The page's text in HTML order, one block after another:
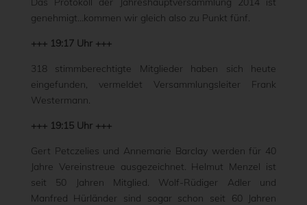
genehmigt…kommen wir gleich also zu Punkt fünf.
+++ 19:17 Uhr +++
318 stimmberechtigte Mitglieder haben sich heute
eingefunden, vermeldet Versammlungsleiter Frank
Westermann.
+++ 19:15 Uhr +++
Gert Petczelies und Annemarie Barclay werden für 40
Jahre Vereinstreue ausgezeichnet. Helmut Menzel ist
seit 50 Jahren Mitglied. Wolf-Rüdiger Adler und
Manfred Hürländer sind sogar schon seit 60 Jahren